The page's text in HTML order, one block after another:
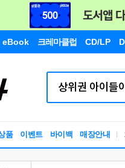
eBook 크레마클럽 CD/LP
품 이벤트 바이백 매장안내